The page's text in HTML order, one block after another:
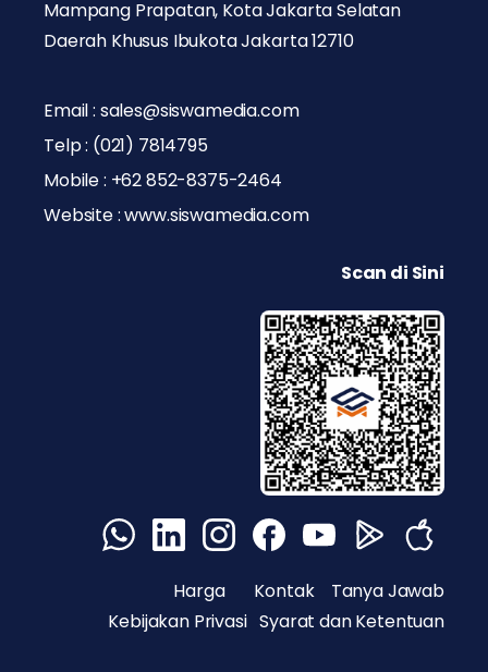
Mampang Prapatan, Kota Jakarta Selatan
Daerah Khusus Ibukota Jakarta 12710
Email : sales@siswamedia.com
Telp : (021) 7814795
Mobile : +62 852-8375-2464
Website : www.siswamedia.com
Scan di Sini
Harga KontakTanya Jawab
Kebijakan Privasi Syarat dan Ketentuan